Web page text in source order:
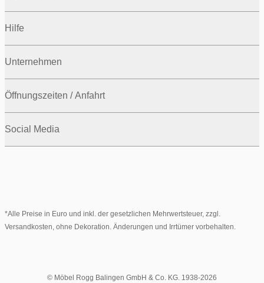
Hilfe
Unternehmen
Öffnungszeiten / Anfahrt
Social Media
*Alle Preise in Euro und inkl. der gesetzlichen Mehrwertsteuer, zzgl.
Versandkosten, ohne Dekoration. Änderungen und Irrtümer vorbehalten.
© Möbel Rogg Balingen GmbH & Co. KG. 1938-2026